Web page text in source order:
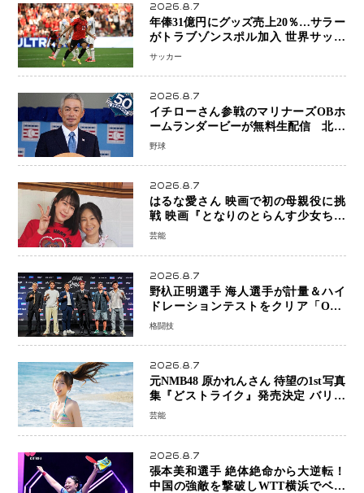
2026.8.7
年俸31億円にグッズ売上20％…サラー
がトラブゾンスポル加入 世界サッカ
ーは「五大リーグ一強」から新時代へ
サッカー
2026.8.7
イチローさん参戦のマリナーズOBホ
ームランダービーが無料生配信 北米
ならではの“魅せる興行”に世界が注目
野球
2026.8.7
はるな愛さん 映画で初の母親役に挑
戦 映画『となりのとらんす少女ちゃ
ん』11月7日公開 未来の自分との対話
芸能
2026.8.7
野杁正明選手 海人選手が計量＆ハイ
ドレーションテストをクリア「ONE
SAMURAI 2」決戦へ万全の準備整う
格闘技
2026.8.7
元NMB48 原かれんさん 待望の1st写真
集『どストライク』発売決定 バリで
魅せる25歳の新境地
芸能
2026.8.7
張本美和選手 絶体絶命から大逆転！
中国の強敵を撃破しWTT横浜でベス